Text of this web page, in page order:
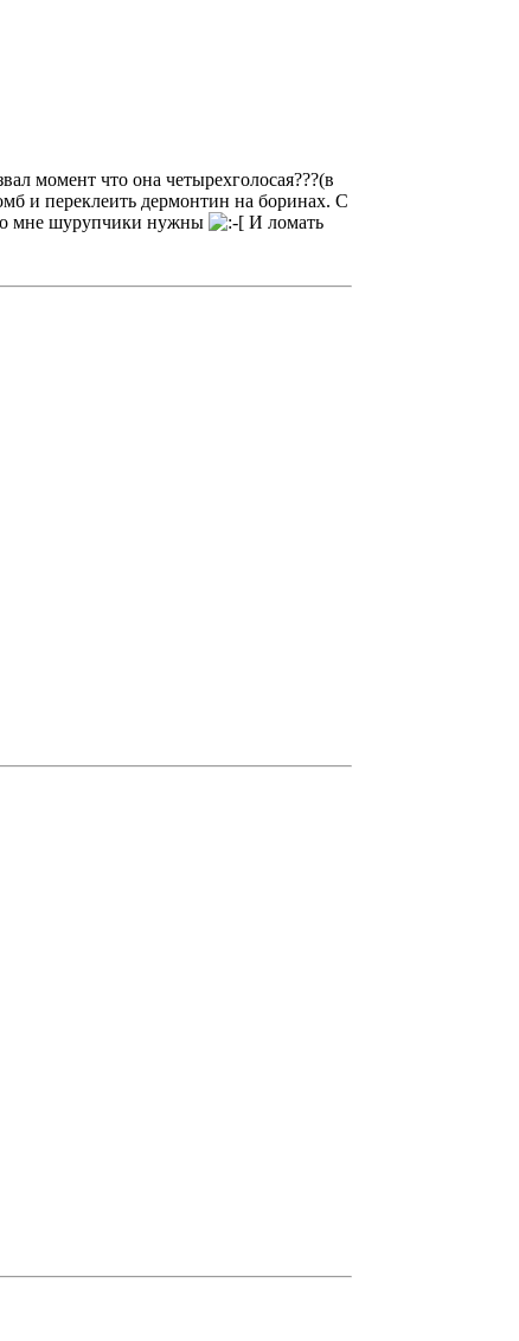
момент что она четырехголосая???(в
и переклеить дермонтин на боринах. С
мне шурупчики нужны
И ломать